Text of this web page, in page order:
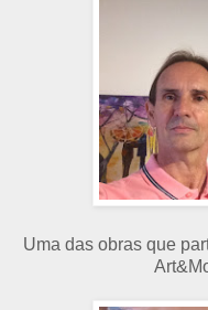
Uma das obras que